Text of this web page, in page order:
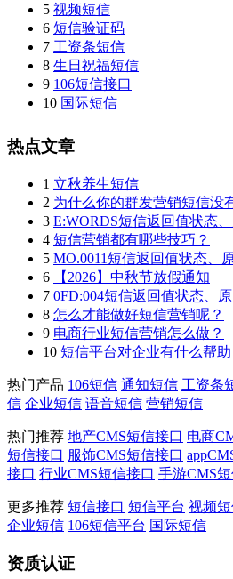
5 视频短信
6 短信验证码
7 工资条短信
8 生日祝福短信
9 106短信接口
10 国际短信
热点文章
1 立秋养生短信
2 为什么你的群发营销短信没
3 E:WORDS短信返回值状态
4 短信营销都有哪些技巧？
5 MO.0011短信返回值状态、
6
【2026】中秋节放假通知
7 0FD:004短信返回值状态、
8 怎么才能做好短信营销呢？
9 电商行业短信营销怎么做？
10 短信平台对企业有什么帮助
热门产品 106短信 通知短信 工资条
信 企业短信 语音短信 营销短信
热门推荐 地产CMS短信接口 电商
短信接口 服饰CMS短信接口
接口 行业CMS短信接口 手游CMS
更多推荐 短信接口 短信平台 视频
企业短信 106短信平台 国际短信
资质认证